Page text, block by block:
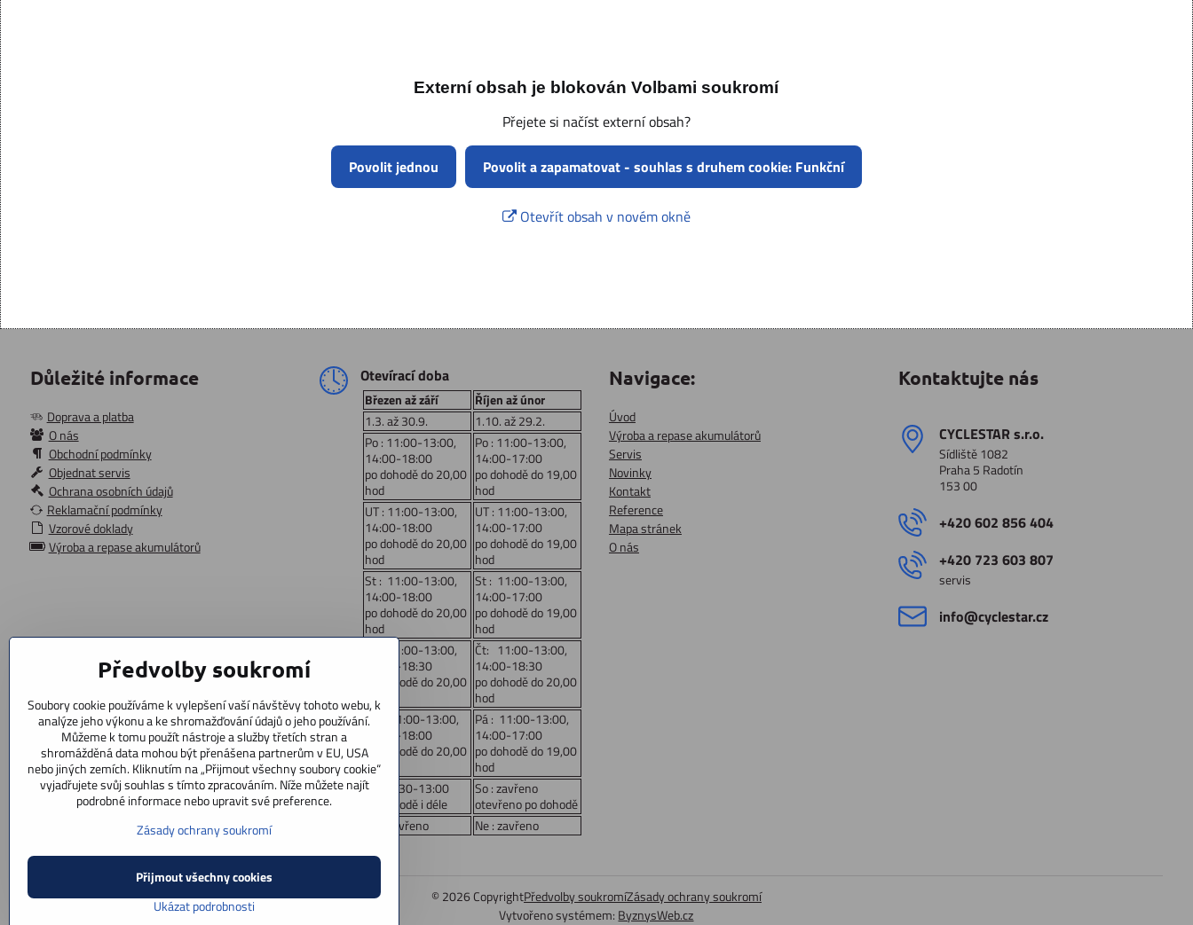
Externí obsah je blokován Volbami soukromí
Přejete si načíst externí obsah?
Povolit jednou Povolit a zapamatovat - souhlas s druhem cookie: Funkční
Otevřít obsah v novém okně
Důležité informace
Doprava a platba
O nás
Obchodní podmínky
Objednat servis
Ochrana osobních údajů
Reklamační podmínky
Vzorové doklady
Výroba a repase akumulátorů
Otevírací doba
Březen až září
Říjen až únor
1.3. až 30.9.
1.10. až 29.2.
Po : 11:00-13:00,
14:00-18:00
po dohodě do 20,00
hod
Po : 11:00-13:00,
14:00-17:00
po dohodě do 19,00
hod
UT : 11:00-13:00,
14:00-18:00
po dohodě do 20,00
hod
UT : 11:00-13:00,
14:00-17:00
po dohodě do 19,00
hod
St : 11:00-13:00,
14:00-18:00
po dohodě do 20,00
hod
St : 11:00-13:00,
14:00-17:00
po dohodě do 19,00
hod
Čt: 11:00-13:00,
14:00-18:30
po dohodě do 20,00
hod
Čt: 11:00-13:00,
14:00-18:30
po dohodě do 20,00
hod
Pá : 11:00-13:00,
14:00-18:00
po dohodě do 20,00
hod
Pá : 11:00-13:00,
14:00-17:00
po dohodě do 19,00
hod
So: 9:30-13:00
po dohodě i déle
So : zavřeno
otevřeno po dohodě
Ne : zavřeno
Ne : zavřeno
Navigace:
Úvod
Výroba a repase akumulátorů
Servis
Novinky
Kontakt
Reference
Mapa stránek
O nás
Kontaktujte nás
CYCLESTAR s​.r​.o​.
Sídliště 1082
Praha 5 Radotín
153 00
+420 602 856 404
+420 723 603 807
servis
info​@cyclestar​.cz
© 2026 CopyrightPředvolby soukromíZásady ochrany soukromí
Vytvořeno systémem: ByznysWeb.cz
Předvolby soukromí
Soubory cookie používáme k vylepšení vaší návštěvy tohoto webu, k
analýze jeho výkonu a ke shromažďování údajů o jeho používání.
Můžeme k tomu použít nástroje a služby třetích stran a
shromážděná data mohou být přenášena partnerům v EU, USA
nebo jiných zemích. Kliknutím na „Přijmout všechny soubory cookie“
vyjadřujete svůj souhlas s tímto zpracováním. Níže můžete najít
podrobné informace nebo upravit své preference.
Zásady ochrany soukromí
Ukázat podrobnosti
Přijmout všechny cookies